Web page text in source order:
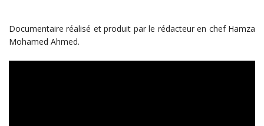
Documentaire réalisé et produit par le rédacteur en chef Hamza
Mohamed Ahmed.